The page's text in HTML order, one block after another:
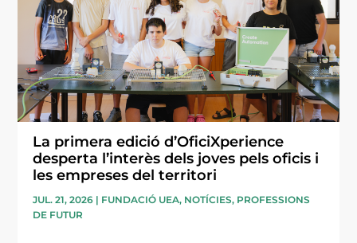
La primera edició d’OficiXperience
desperta l’interès dels joves pels oficis i
les empreses del territori
JUL. 21, 2026 | FUNDACIÓ UEA, NOTÍCIES, PROFESSIONS
DE FUTUR